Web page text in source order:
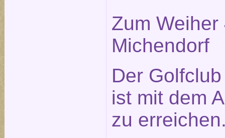
Zum
Michendorf
Der
ist mit dem
zu